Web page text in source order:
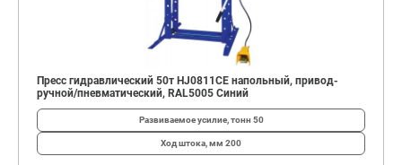
Пресс гидравлический 50т HJ0811CE напольный, привод-
ручной/пневматический, RAL5005 Синий
Развиваемое усилие, тонн 50
Ход штока, мм 200